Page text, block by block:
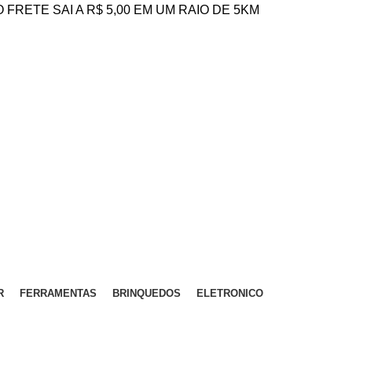
SAI A R$ 5,00 EM UM RAIO DE 5KM
FERRAMENTAS BRINQUEDOS
ELETRONICO